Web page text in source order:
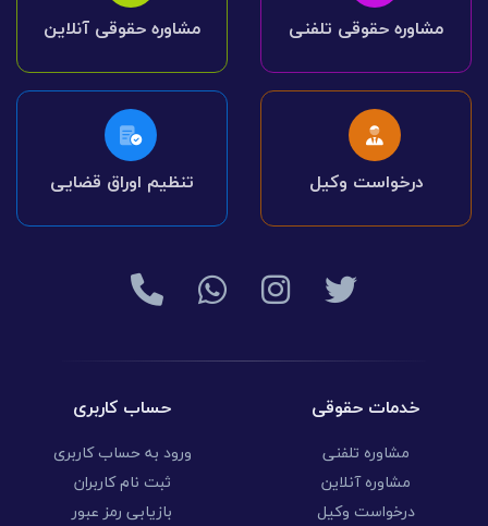
مشاوره حقوقی تلفنی مشاوره حقوقی آنلاین
درخواست وکیل تنظیم اوراق قضایی
خدمات حقوقی
مشاوره تلفنی
مشاوره آنلاین
درخواست وکیل
حساب کاربری
ورود به حساب کاربری
ثبت نام کاربران
بازیابی رمز عبور